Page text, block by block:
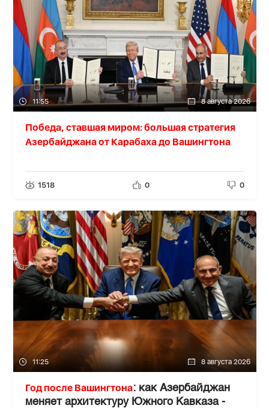
11:55 8 августа 2026
Победа, ставшая миром: большая стратегия
Азербайджана от Карабаха до Вашингтона
1518 0 0
11:25 8 августа 2026
Год после Вашингтона: как Азербайджан
меняет архитектуру Южного Кавказа -